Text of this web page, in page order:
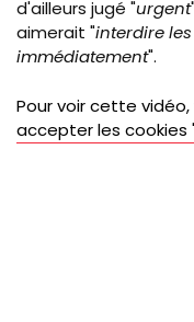
d'ailleurs jugé "urgent
aimerait "interdire
immédiatement".
Pour voir cette
accepter les cookies